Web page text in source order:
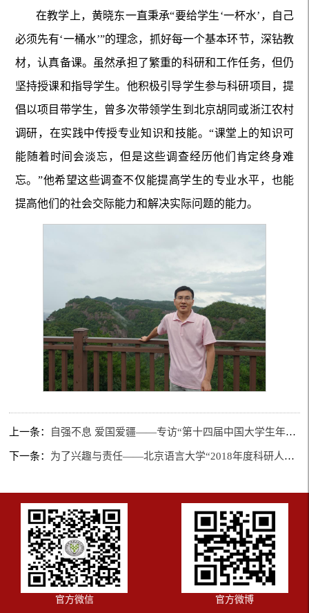
在教学上，黄晓东一直秉承“要给学生‘一杯水’，自己
必须先有‘一桶水’”的理念，抓好每一个基本环节，深钻教
材，认真备课。虽然承担了繁重的科研和工作任务，但仍
坚持授课和指导学生。他积极引导学生参与科研项目，提
倡以项目带学生，曾多次带领学生到北京胡同或浙江农村
调研，在实践中传授专业知识和技能。“课堂上的知识可
能随着时间会淡忘，但是这些调查经历他们肯定终身难
忘。”他希望这些调查不仅能提高学生的专业水平，也能
提高他们的社会交际能力和解决实际问题的能力。
上一条： 自强不息 爱国爱疆——专访“第十四届中国大学生年度人物”入围奖获得者阿不都克依木·买合木提
下一条： 为了兴趣与责任——北京语言大学“2018年度科研人物”段江丽教授访谈
官方微信 官方微博